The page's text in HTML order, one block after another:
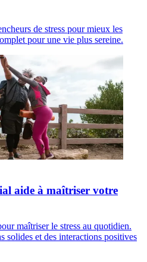
de stress pour mieux les
pour une vie plus sereine.
aide à maîtriser votre
maîtriser le stress au quotidien.
solides et des interactions positives